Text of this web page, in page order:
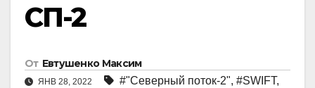
СП-2
От Евтушенко Максим
ЯНВ 28, 2022 #"Северный поток-2", #SWIFT,